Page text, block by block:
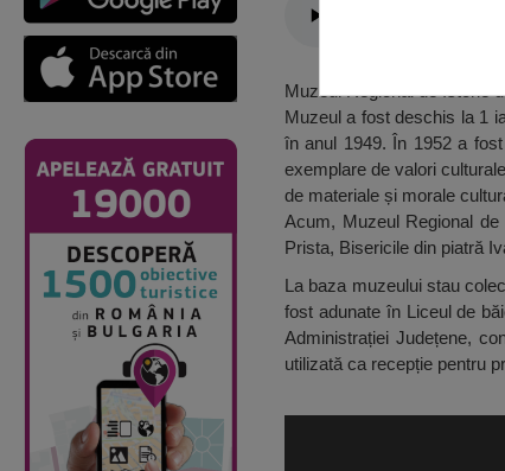
Muzeul Regional de Istorie
Muzeul a fost deschis la 1
în anul 1949. În 1952 a
exemplare de valori
de materiale și morale
Acum, Muzeul Regional
Prista, Bisericile din piatră
La baza muzeului stau
fost adunate în Liceul de
Administrației Județene,
utilizată ca recepție pentru